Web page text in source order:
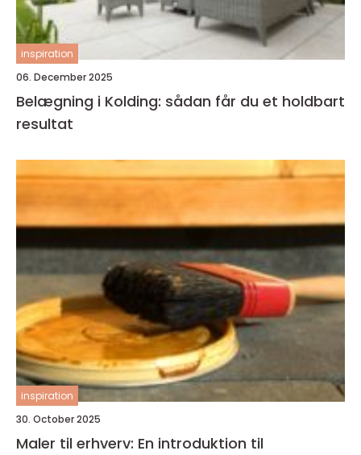
inspiration
06. December 2025
Belægning i Kolding: sådan får du et holdbart
resultat
inspiration
30. October 2025
Maler til erhverv: En introduktion til